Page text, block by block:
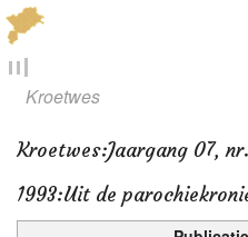
Menu
Kroetwes
Kroetwes:Jaargang 07,
1993:Uit de